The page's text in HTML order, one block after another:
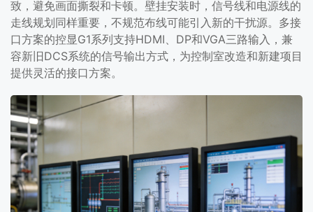
致，避免画面撕裂和卡顿。壁挂安装时，信号线和电源线的
走线规划同样重要，不规范布线可能引入新的干扰源。多接
口方案的控显G1系列支持HDMI、DP和VGA三路输入，兼
容新旧DCS系统的信号输出方式，为控制室改造和新建项目
提供灵活的接口方案。